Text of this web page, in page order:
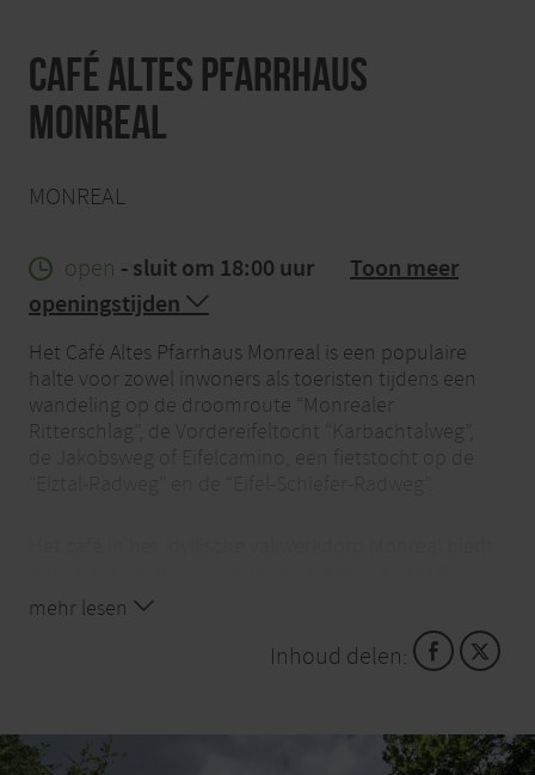
Café Altes Pfarrhaus
Monreal
MONREAL
open - sluit om 18:00 uur
Toon meer
openingstijden
Het Café Altes Pfarrhaus Monreal is een populaire
halte voor zowel inwoners als toeristen tijdens een
wandeling op de droomroute “Monrealer
Ritterschlag”, de Vordereifeltocht “Karbachtalweg”,
flambée in de historische ambiance van de oude
pastorie en bij mooi weer in de prachtige tuin.
mehr lesen
Inhoud delen: